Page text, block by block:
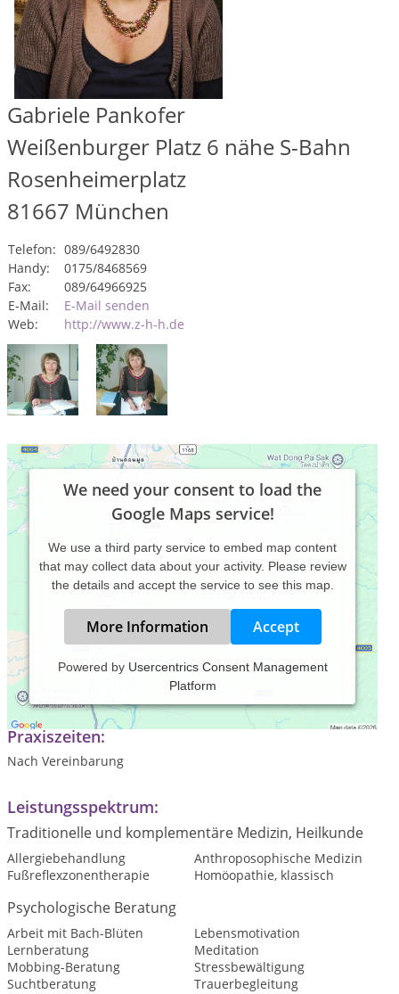
Gabriele Pankofer
Weißenburger Platz 6 nähe S-Bahn
Rosenheimerplatz
81667 München
Telefon: 089/6492830
Handy:
0175/8468569
Fax:
089/64966925
E-Mail:
E-Mail senden
Web:
http://www.z-h-h.de
We need your consent to load the
Google Maps service!
We use a third party service to embed map content
that may collect data about your activity. Please review
the details and accept the service to see this map.
More Information Accept
Powered by Usercentrics Consent Management
Platform
Zertifizierte Homöopathin. Eigene Praxius seit 1995
Praxiszeiten:
Nach Vereinbarung
Leistungsspektrum:
Traditionelle und komplementäre Medizin, Heilkunde
Allergiebehandlung
Anthroposophische Medizin
Fußreflexzonentherapie
Homöopathie, klassisch
Psychologische Beratung
Arbeit mit Bach-Blüten
Lebensmotivation
Lernberatung
Meditation
Mobbing-Beratung
Stressbewältigung
Suchtberatung
Trauerbegleitung